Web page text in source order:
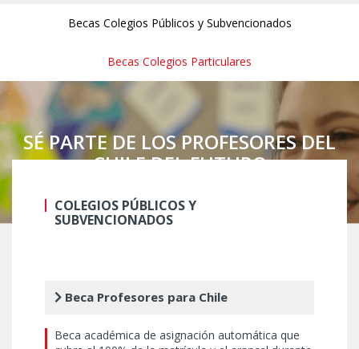
Becas Colegios Públicos y Subvencionados
Becas Colegios Particulares
SÉ PARTE DE LOS PROFESORES DEL
CHILE DEL FUTURO
COLEGIOS PÚBLICOS Y
SUBVENCIONADOS
Beca Profesores para Chile
Beca académica de asignación automática que